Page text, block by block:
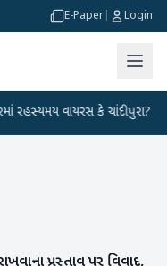
E-Paper Login
વાયરસ કે ચાંદીપુરા? 6